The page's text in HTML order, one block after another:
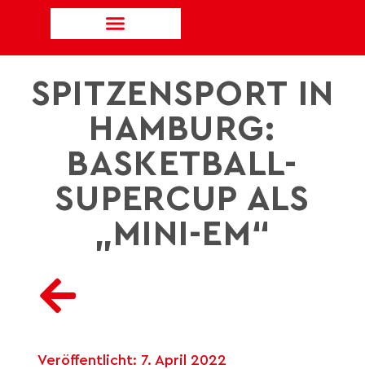
SPITZENSPORT IN
HAMBURG:
BASKETBALL-
SUPERCUP ALS
„MINI-EM“
Veröffentlicht: 7. April 2022